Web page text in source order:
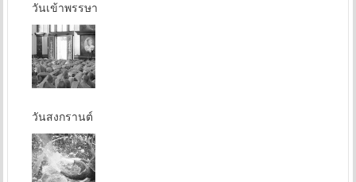
วันเข้าพรรษา
วันสงกรานต์